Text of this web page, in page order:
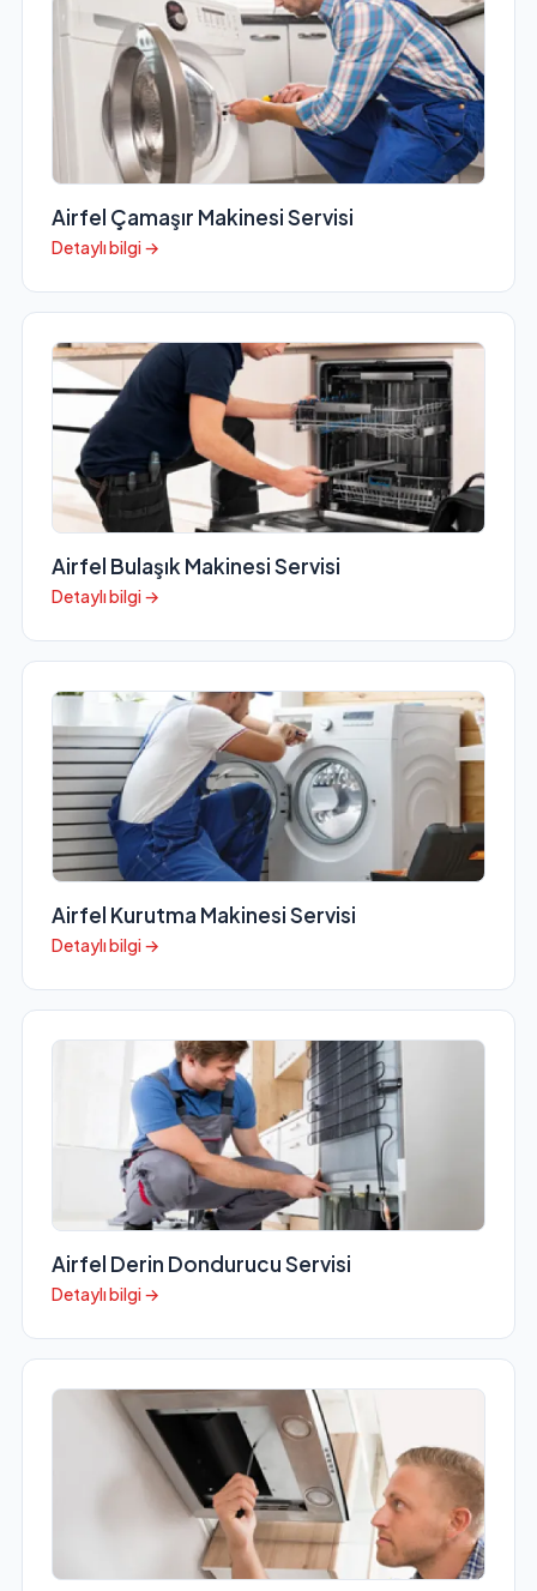
Airfel Çamaşır Makinesi Servisi
Detaylı bilgi →
Airfel Bulaşık Makinesi Servisi
Detaylı bilgi →
Airfel Kurutma Makinesi Servisi
Detaylı bilgi →
Airfel Derin Dondurucu Servisi
Detaylı bilgi →